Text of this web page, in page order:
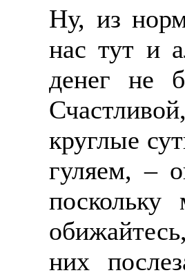
Ну, из
нас тут и
денег не
круглые
гуляем, –
них